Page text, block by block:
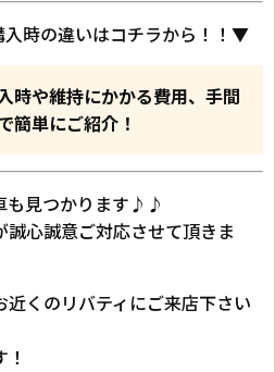
時の違いはコチラから！！▼
時や維持にかかる費用、手間
簡単にご紹介！
も見つかります♪♪
心誠意ご対応させて頂きま
くのリバティにご来店下さい